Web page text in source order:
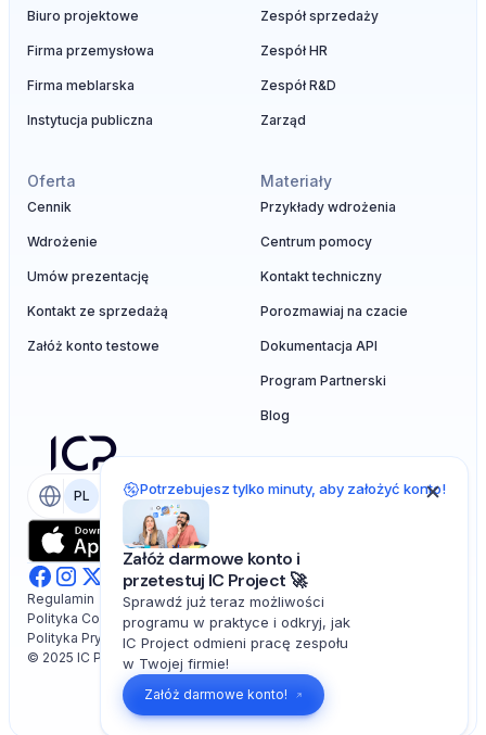
Biuro projektowe
Firma przemysłowa
Firma meblarska
Instytucja publiczna
Zespół sprzedaży
Zespół HR
Zespół R&D
Zarząd
Oferta
Cennik
Wdrożenie
Umów prezentację
Kontakt ze sprzedażą
Załóż konto testowe
Materiały
Przykłady wdrożenia
Centrum pomocy
Kontakt techniczny
Porozmawiaj na czacie
Dokumentacja API
Program Partnerski
Blog
PL EN
© 2025 IC Project. All rights reserved.
Polityka Prywatności
Polityka Cookies
Regulamin
Potrzebujesz tylko minuty, aby założyć konto!
Załóż darmowe konto i
przetestuj IC Project 🚀
Sprawdź już teraz możliwości
programu w praktyce i odkryj, jak
IC Project odmieni pracę zespołu
w Twojej firmie!
Załóż darmowe konto!